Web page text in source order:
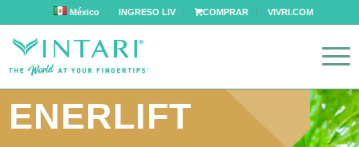
México INGRESO LIV COMPRAR VIVRI.COM
ENERLIFT